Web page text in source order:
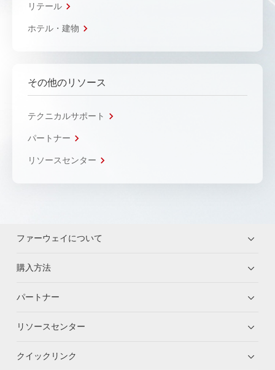
リテール
ホテル・建物
その他のリソース
テクニカルサポート
パートナー
リソースセンター
ファーウェイについて
購入方法
パートナー
リソースセンター
クイックリンク